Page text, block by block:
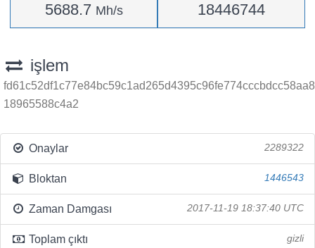
5688.7 Mh/s 18446744
işlem
fd61c52df1c77e84bc59c1ad265d4395c96fe774cccbdcc58aa8
18965588c4a2
Onaylar 2289322
Bloktan 1446543
Zaman Damgası 2017-11-19 18:37:40 UTC
Toplam çıktı gizli